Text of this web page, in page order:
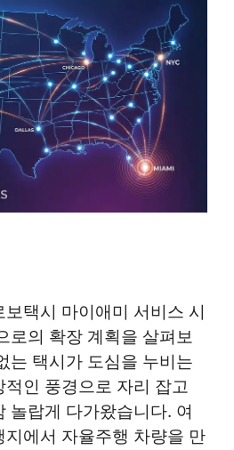
택시 마이애미 서비스 시
로의 확장 계획을 살펴보
는 택시가 도심을 누비는
인 풍경으로 자리 잡고
놀랍게 다가왔습니다. 여
지에서 자율주행 차량을 만